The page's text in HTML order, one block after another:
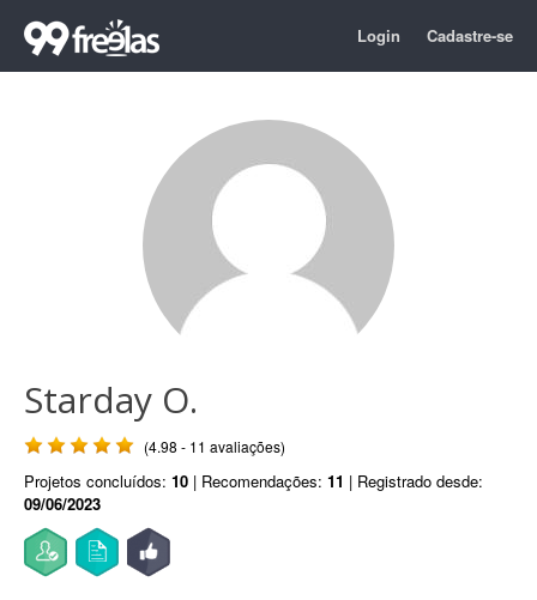
Login Cadastre-se
Starday O.
(4.98 - 11 avaliações)
Projetos concluídos: 10 | Recomendações: 11 | Registrado desde:
09/06/2023